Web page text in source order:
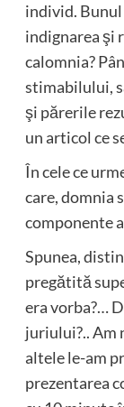
individ.
indignarea şi
calomnia?
stimabilului,
şi părerile
un articol ce
În cele ce
care, domnia
componente
Spunea,
pregătită
era vorba?…
juriului?.. Am
altele le-am
prezentarea